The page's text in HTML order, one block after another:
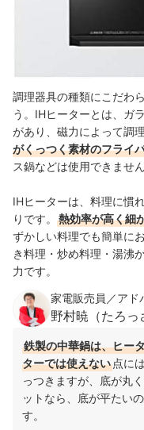
調理器具の種類にこだわ
う。IHヒーターとは、ガ
があり、磁力によって調
がくっつく素材のフライ
ス鍋などは使用できません
IHヒーターは、料理に慣
りです。
熱効率が高く細
ずかしい料理でも簡単に
き料理・炒め料理・湯沸
力です。
家電販売員／アド
野村暁（たろっ
鉄製の中華鍋は、ヒー
ターでは使えない 点に
っつきますが、底が丸
ットなら、底が平たい
す。